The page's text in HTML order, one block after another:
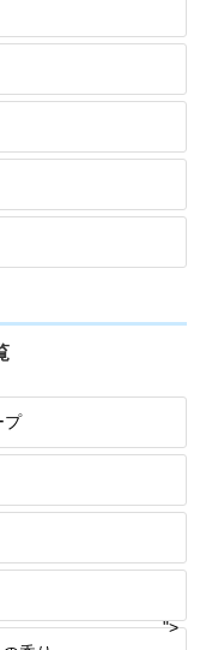
プ
">